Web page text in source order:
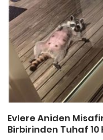
Evlere Aniden
Birbirinden Tuhaf 10